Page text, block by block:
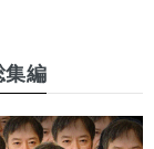
編